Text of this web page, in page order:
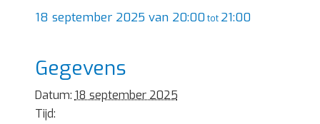
18 september 2025 van 20:00 tot 21:00
Gegevens
Datum: 18 september 2025
Tijd: